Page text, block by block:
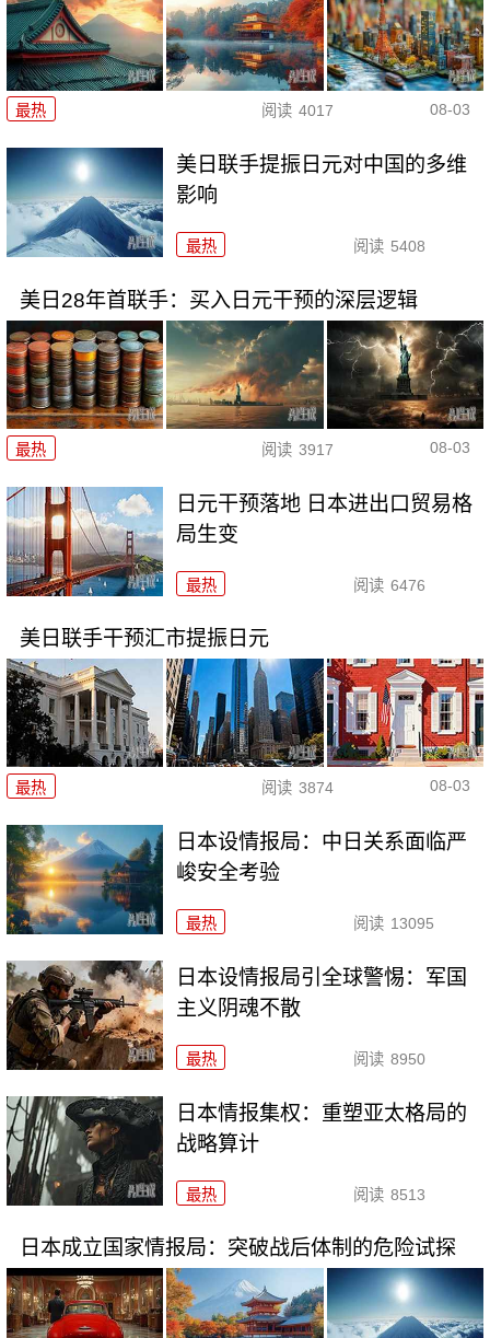
最热 阅读 4017 08-03
美日联手提振日元对中国的多维
影响
最热 阅读 5408
美日28年首联手：买入日元干预的深层逻辑
最热 阅读 3917 08-03
日元干预落地 日本进出口贸易格
局生变
最热 阅读 6476
美日联手干预汇市提振日元
最热 阅读 3874 08-03
日本设情报局：中日关系面临严
峻安全考验
最热 阅读 13095
日本设情报局引全球警惕：军国
主义阴魂不散
最热 阅读 8950
日本情报集权：重塑亚太格局的
战略算计
最热 阅读 8513
日本成立国家情报局：突破战后体制的危险试探